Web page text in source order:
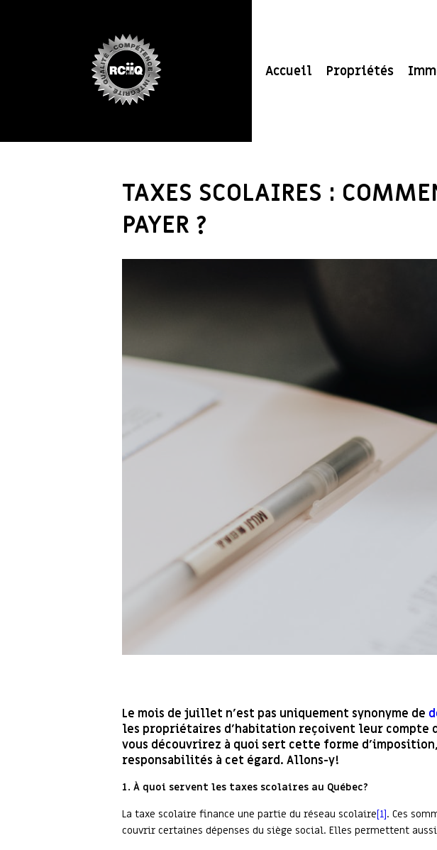
Accueil Propriétés
TAXES SCOLAIRES :
PAYER ?
Le mois de juillet n’est pas uniquement synonyme de
les propriétaires d’habitation reçoivent leur compte
vous découvrirez à quoi sert cette forme
responsabilités à cet égard. Allons-y!
1. À quoi servent les taxes scolaires au Québec?
La taxe scolaire finance une partie du réseau scolaire[1]. Ces
couvrir certaines dépenses du siège social. Elles permettent